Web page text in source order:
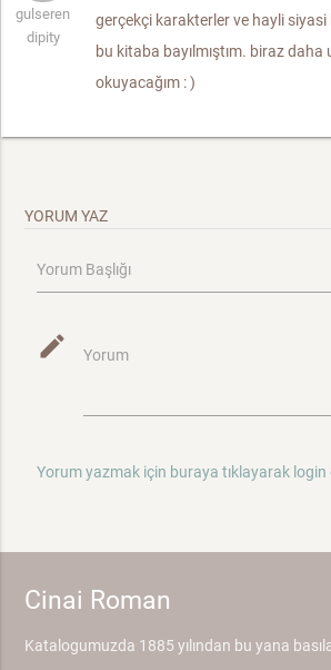
gulseren
dipity
gerçekçi karakterler ve hayli siyasi
bu kitaba bayılmıştım. biraz
okuyacağım : )
YORUM YAZ
Yorum Başlığı
mode_edit Yorum
Yorum yazmak için buraya tıklayarak login
Cinai Roman
Katalogumuzda 1885 yılından bu yana